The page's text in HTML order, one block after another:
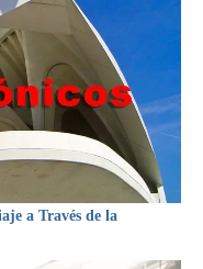
a Través de la